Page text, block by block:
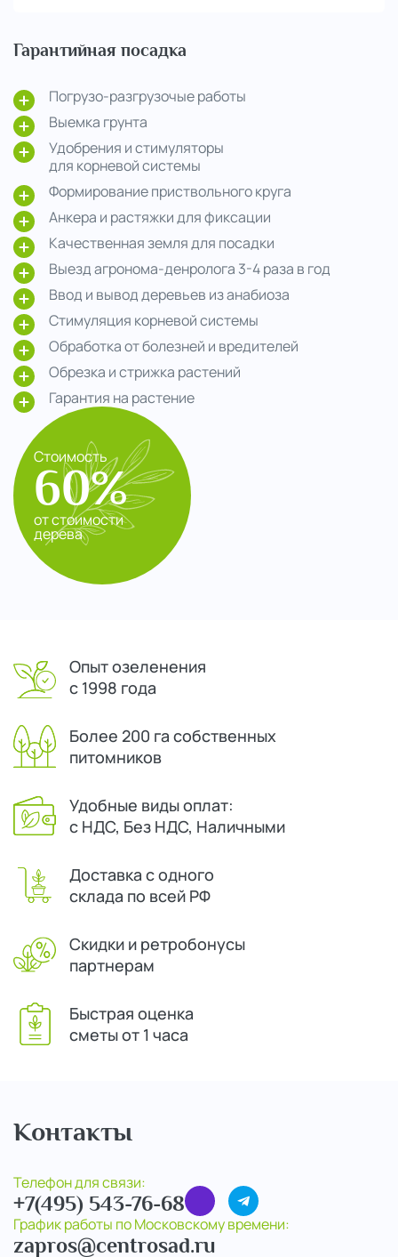
Гарантийная посадка
Погрузо-разгрузочые работы
Выемка грунта
Удобрения и стимуляторы
для корневой системы
Формирование приствольного круга
Анкера и растяжки для фиксации
Качественная земля для посадки
Выезд агронома-денролога 3-4 раза в год
Ввод и вывод деревьев из анабиоза
Стимуляция корневой системы
Обработка от болезней и вредителей
Обрезка и стрижка растений
Гарантия на растение
Стоимость
60%
от стоимости
дерева
Опыт озеленения
с 1998 года
Более 200 га собственных
питомников
Удобные виды оплат:
с НДС, Без НДС, Наличными
Доставка с одного
склада по всей РФ
Скидки и ретробонусы
партнерам
Быстрая оценка
сметы от 1 часа
Контакты
Телефон для связи:
+7(495) 543-76-68
График работы по Московскому времени:
zapros@centrosad.ru